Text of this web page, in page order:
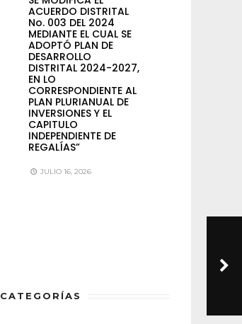
ACUERDO DISTRITAL
No. 003 DEL 2024
MEDIANTE EL CUAL SE
ADOPTÓ PLAN DE
DESARROLLO
DISTRITAL 2024-2027,
EN LO
CORRESPONDIENTE AL
PLAN PLURIANUAL DE
INVERSIONES Y EL
CAPITULO
INDEPENDIENTE DE
REGALÍAS”
JULIO 16, 2026
CATEGORÍAS